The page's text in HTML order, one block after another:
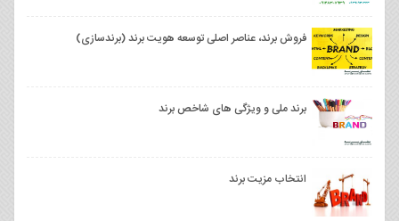
فروش برند، عناصر اصلی توسعه هویت برند (برندسازی)
برند ملی و ویژگی های شاخص برند
انتخاب مزیت برند